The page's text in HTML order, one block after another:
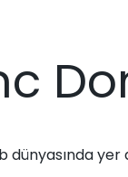
dünyasında yer